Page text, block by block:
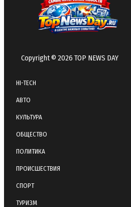
Copyright © 2026 TOP NEWS DAY
HI-TECH
АВТО
КУЛЬТУРА
ОБЩЕСТВО
ПОЛИТИКА
ПРОИСШЕСТВИЯ
СПОРТ
ТУРИЗМ